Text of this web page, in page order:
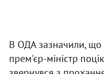
В ОДА зазначили, що
прем'єр-міністр